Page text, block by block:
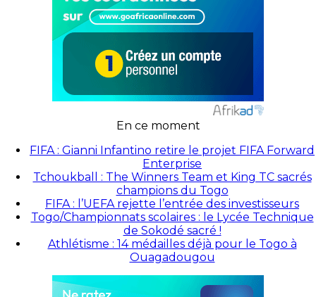
En ce moment
FIFA : Gianni Infantino retire le projet FIFA Forward
Enterprise
Tchoukball : The Winners Team et King TC sacrés
champions du Togo
FIFA : l’UEFA rejette l’entrée des investisseurs
Togo/Championnats scolaires : le Lycée Technique
de Sokodé sacré !
Athlétisme : 14 médailles déjà pour le Togo à
Ouagadougou